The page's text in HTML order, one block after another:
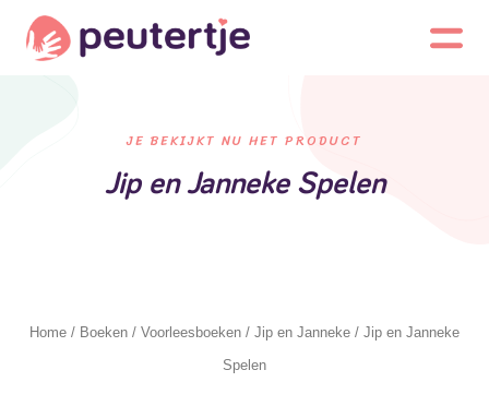
JE BEKIJKT NU HET PRODUCT
Jip en Janneke Spelen
Home / Boeken / Voorleesboeken / Jip en Janneke / Jip en Janneke
Spelen